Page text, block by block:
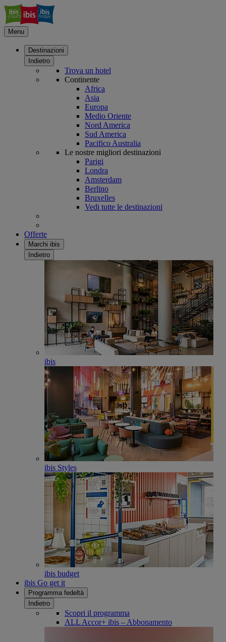
Menu
Destinazioni
Indietro
Trova un hotel
Continente
Africa
Asia
Europa
Medio Oriente
Nord America
Sud America
Pacifico Australia
Le nostre migliori destinazioni
Parigi
Londra
Amsterdam
Berlino
Bruxelles
Vedi tutte le destinazioni
Offerte
Marchi ibis
Indietro
ibis
ibis Styles
ibis budget
ibis Go get it
Programma fedeltà
Indietro
Scopri il programma
ALL Accor+ ibis – Abbonamento